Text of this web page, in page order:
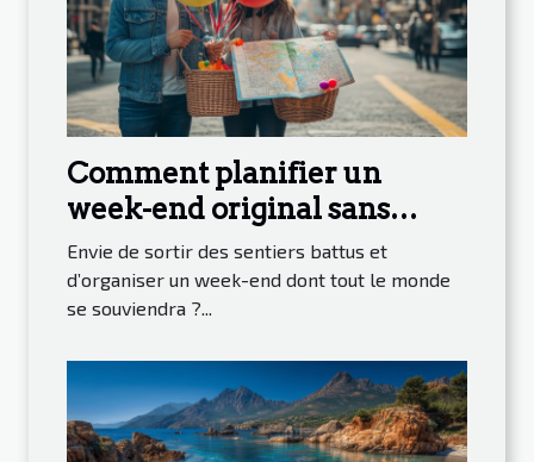
Comment planifier un
week-end original sans
tracas ?
Envie de sortir des sentiers battus et
d’organiser un week-end dont tout le monde
se souviendra ?...